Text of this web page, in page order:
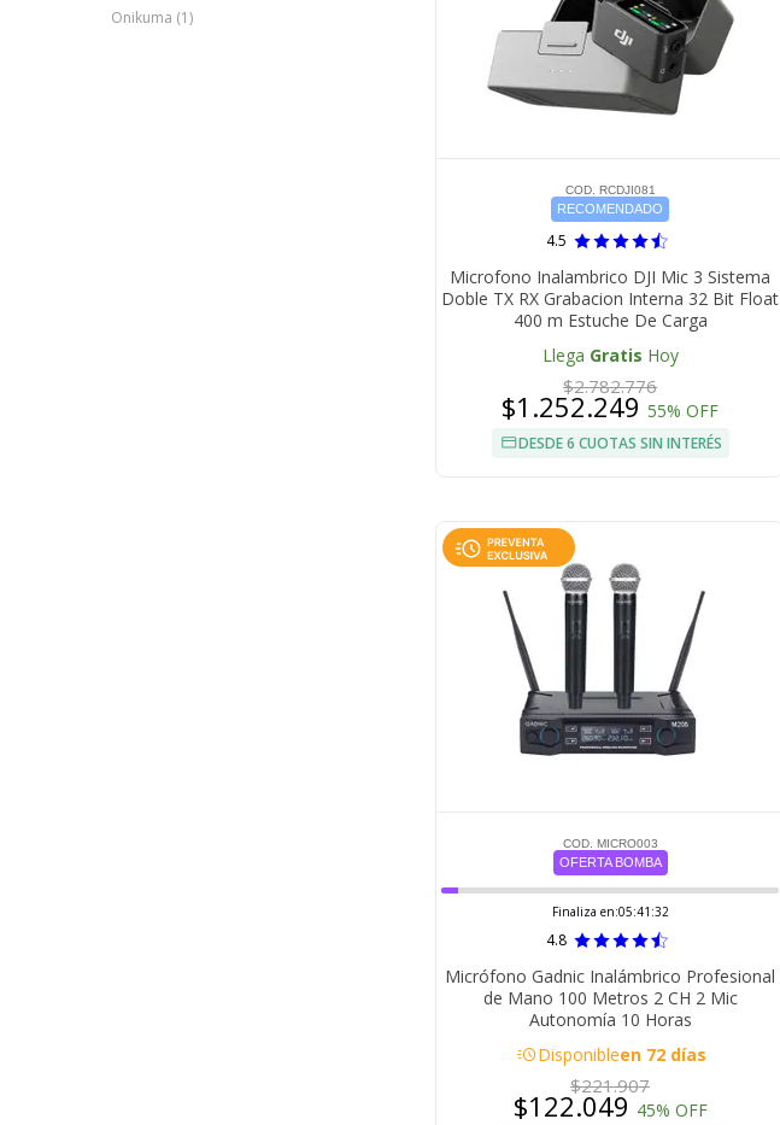
Onikuma (1)
COD. RCDJI081
RECOMENDADO
4.5
Microfono Inalambrico DJI Mic 3 Sistema
Doble TX RX Grabacion Interna 32 Bit Float
400 m Estuche De Carga
Llega Gratis Hoy
$2.782.776
$1.252.249 55% OFF
DESDE 6 CUOTAS SIN INTERÉS
COD. MICRO003
OFERTA BOMBA
Finaliza en:05:41:32
4.8
Micrófono Gadnic Inalámbrico Profesional
de Mano 100 Metros 2 CH 2 Mic
Autonomía 10 Horas
acuteDisponibleen 72 días
$221.907
$122.049 45% OFF